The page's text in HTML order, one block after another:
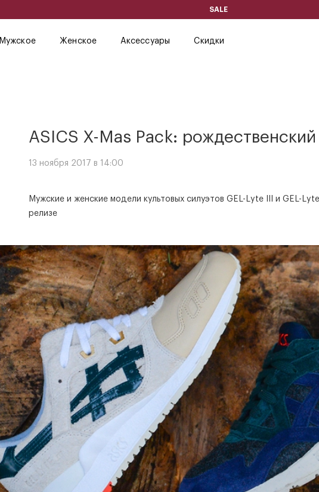
SALE
Мужское Женское Аксессуары Скидки
ASICS X-Mas Pack:
13 ноября 2017 в 14:00
Мужские и женские модели культовых силуэтов GEL-Lyte III и GEL-
релизе